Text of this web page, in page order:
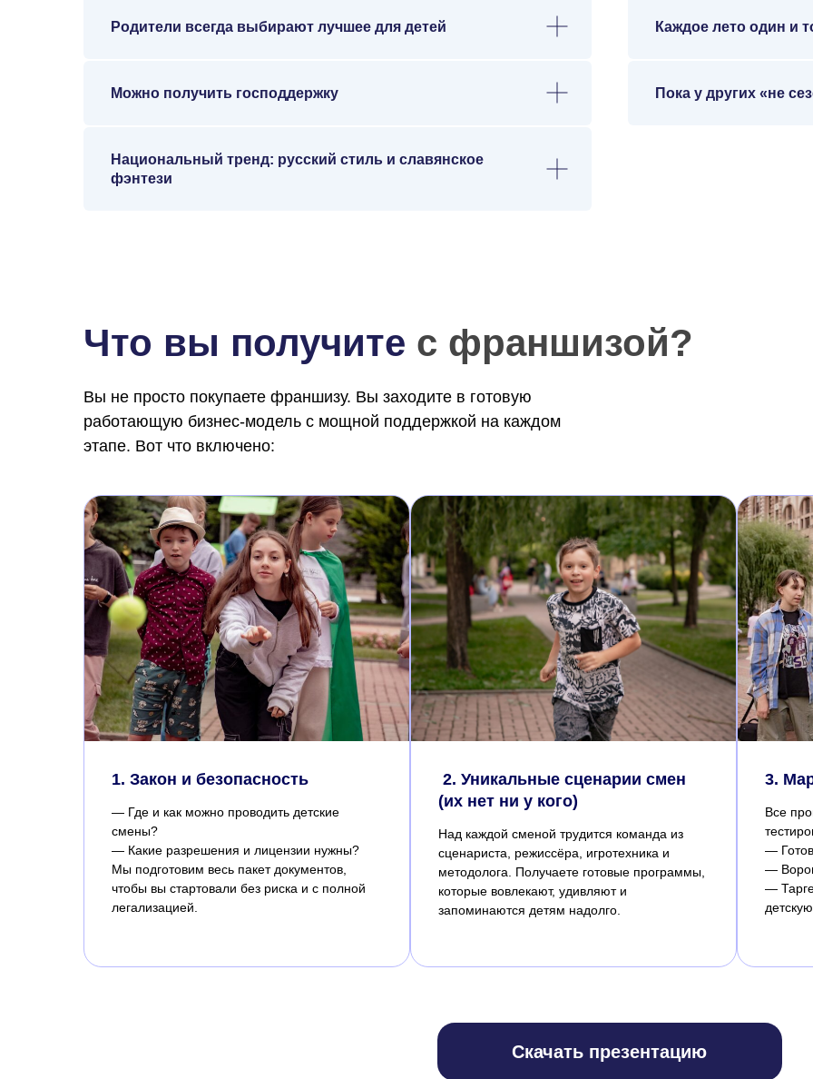
Родители всегда выбирают лучшее для детей Каждое лето один и
Можно получить господдержку Пока у других «не
Национальный тренд: русский стиль и славянское
фэнтези
Что вы получите с франшизой?
Вы не просто покупаете франшизу. Вы заходите в готовую
работающую бизнес-модель с мощной поддержкой на каждом
этапе. Вот что включено:
1. Закон и безопасность
— Где и как можно проводить детские
смены?
— Какие разрешения и лицензии нужны?
Мы подготовим весь пакет документов,
чтобы вы стартовали без риска и с полной
легализацией.
2. Уникальные сценарии смен
(их нет ни у кого)
Над каждой сменой трудится команда из
сценариста, режиссёра, игротехника и
методолога. Получаете готовые программы,
которые вовлекают, удивляют и
запоминаются детям надолго.
3.
Все
—
—
—
Скачать презентацию